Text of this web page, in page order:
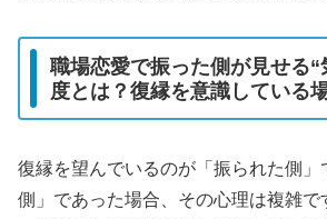
職場恋愛で振った側が見せる“
度とは？復縁を意識している
復縁を望んでいるのが「振られた側」
側」であった場合、その心理は複雑で